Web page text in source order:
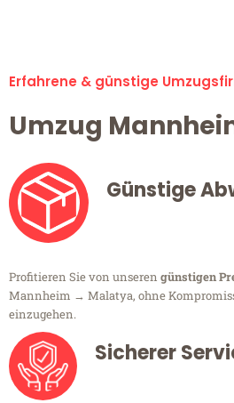
Erfahrene & günstige
Umzug
Günstige
Profitieren Sie von unseren günstigen
Mannheim → Malatya, ohne
einzugehen.
Sicherer